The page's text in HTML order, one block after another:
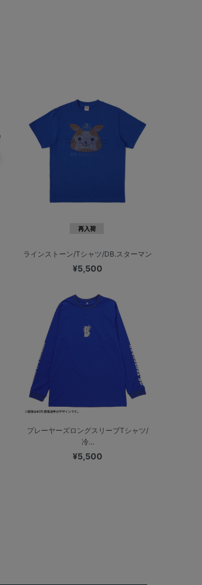
再入荷
ラインストーン/Tシャツ/DB.スターマン
¥5,500
プレーヤーズロングスリーブTシャツ/
冷...
¥5,500